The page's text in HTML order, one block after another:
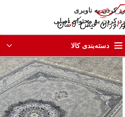
رد کردن به ناوبری
رد کردن به محتوای اصلی
دسته‌بندی کالا